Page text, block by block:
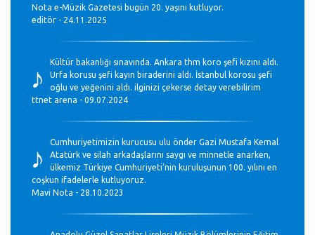
Nota e-Müzik Gazetesi bugün 20. yaşını kutluyor.
editör - 24.11.2025
♪
Kültür bakanlığı sınavında. Ankara thm koro şefi kızını aldı.
Urfa korusu şefi kayın biraderini aldı. İstanbul korosu şefi
oğlu ve yeğenini aldı. ilginizi çekerse detay verebilirim
ttnet arena - 09.07.2024
♪
Cumhuriyetimizin kurucusu ulu önder Gazi Mustafa Kemal
Atatürk ve silah arkadaşlarını saygı ve minnetle anarken,
ülkemiz Türkiye Cumhuriyeti’nin kuruluşunun 100. yılını en
coşkun ifadelerle kutluyoruz.
Mavi Nota - 28.10.2023